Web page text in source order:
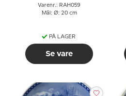
Varenr.: RAH059
Mål: Ø: 20 cm
PÅ LAGER
Se vare